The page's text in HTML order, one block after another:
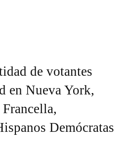
de votantes
en Nueva York,
Demócratas